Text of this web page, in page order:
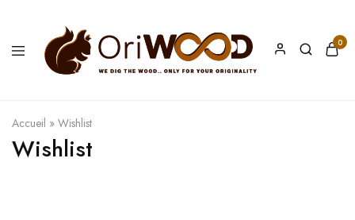
Wood
0
Accueil » Wishlist
Wishlist